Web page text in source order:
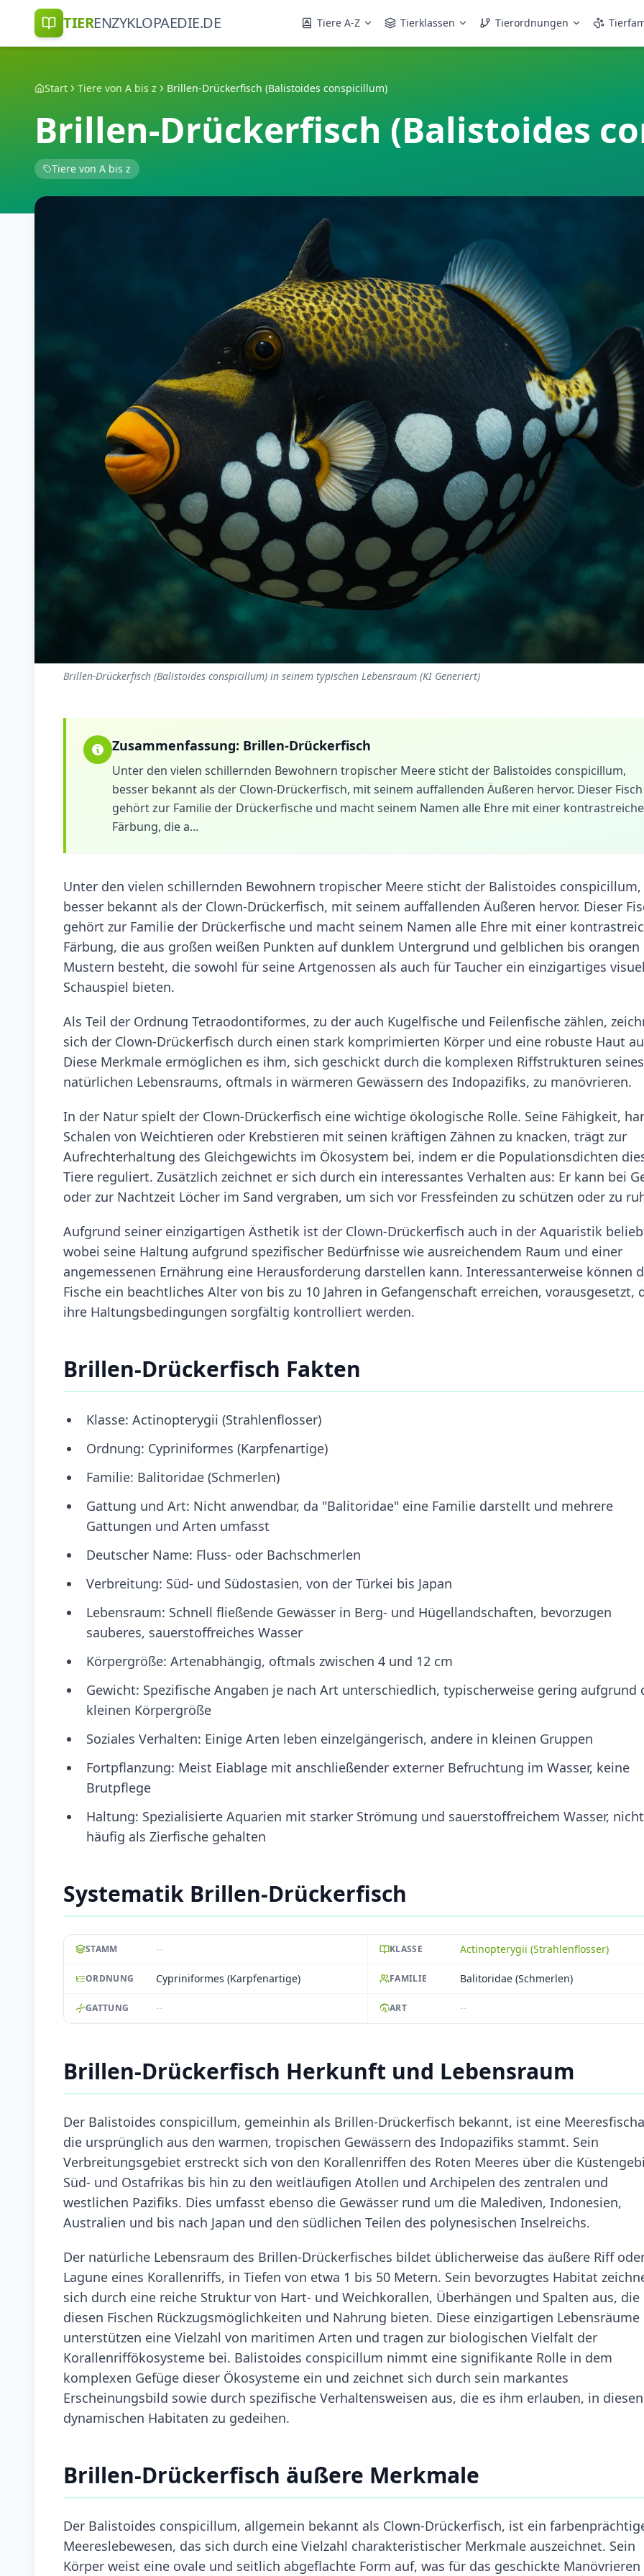
TIERENZYKLOPAEDIE.DE Tiere A-Z Tierklassen Tierordnungen
Start Tiere von A bis z Brillen-Drückerfisch (Balistoides conspicillum)
Brillen-Drückerfisch (Balistoides
Tiere von A bis z
Brillen-Drückerfisch (Balistoides conspicillum) in seinem typischen Lebensraum (KI Generiert)
Zusammenfassung: Brillen-Drückerfisch
Unter den vielen schillernden Bewohnern tropischer Meere sticht der Balistoides conspicillum,
besser bekannt als der Clown-Drückerfisch, mit seinem auffallenden Äußeren hervor. Dieser Fisch
gehört zur Familie der Drückerfische und macht seinem Namen alle Ehre mit einer
Färbung, die a...
Unter den vielen schillernden Bewohnern tropischer Meere sticht der Balistoides conspicillum,
besser bekannt als der Clown-Drückerfisch, mit seinem auffallenden Äußeren hervor. Dieser
gehört zur Familie der Drückerfische und macht seinem Namen alle Ehre mit einer
Färbung, die aus großen weißen Punkten auf dunklem Untergrund und gelblichen bis orangen
Mustern besteht, die sowohl für seine Artgenossen als auch für Taucher ein einzigartiges
Schauspiel bieten.
Als Teil der Ordnung Tetraodontiformes, zu der auch Kugelfische und Feilenfische zählen,
sich der Clown-Drückerfisch durch einen stark komprimierten Körper und eine robuste Haut
Diese Merkmale ermöglichen es ihm, sich geschickt durch die komplexen Riffstrukturen seines
natürlichen Lebensraums, oftmals in wärmeren Gewässern des Indopazifiks, zu manövrieren.
In der Natur spielt der Clown-Drückerfisch eine wichtige ökologische Rolle. Seine Fähigkeit,
Schalen von Weichtieren oder Krebstieren mit seinen kräftigen Zähnen zu knacken, trägt zur
Aufrechterhaltung des Gleichgewichts im Ökosystem bei, indem er die Populationsdichten
Tiere reguliert. Zusätzlich zeichnet er sich durch ein interessantes Verhalten aus: Er kann bei
oder zur Nachtzeit Löcher im Sand vergraben, um sich vor Fressfeinden zu schützen oder zu
Aufgrund seiner einzigartigen Ästhetik ist der Clown-Drückerfisch auch in der Aquaristik
wobei seine Haltung aufgrund spezifischer Bedürfnisse wie ausreichendem Raum und einer
angemessenen Ernährung eine Herausforderung darstellen kann. Interessanterweise können
Fische ein beachtliches Alter von bis zu 10 Jahren in Gefangenschaft erreichen, vorausgesetzt,
ihre Haltungsbedingungen sorgfältig kontrolliert werden.
Brillen-Drückerfisch Fakten
Klasse: Actinopterygii (Strahlenflosser)
Ordnung: Cypriniformes (Karpfenartige)
Familie: Balitoridae (Schmerlen)
Gattung und Art: Nicht anwendbar, da "Balitoridae" eine Familie darstellt und mehrere
Gattungen und Arten umfasst
Deutscher Name: Fluss- oder Bachschmerlen
Verbreitung: Süd- und Südostasien, von der Türkei bis Japan
Lebensraum: Schnell fließende Gewässer in Berg- und Hügellandschaften, bevorzugen
sauberes, sauerstoffreiches Wasser
Körpergröße: Artenabhängig, oftmals zwischen 4 und 12 cm
Gewicht: Spezifische Angaben je nach Art unterschiedlich, typischerweise gering aufgrund
kleinen Körpergröße
Soziales Verhalten: Einige Arten leben einzelgängerisch, andere in kleinen Gruppen
Fortpflanzung: Meist Eiablage mit anschließender externer Befruchtung im Wasser, keine
Brutpflege
Haltung: Spezialisierte Aquarien mit starker Strömung und sauerstoffreichem Wasser, nicht
häufig als Zierfische gehalten
Systematik Brillen-Drückerfisch
STAMM -- KLASSE Actinopterygii (Strahlenflosser)
ORDNUNG Cypriniformes (Karpfenartige) FAMILIE Balitoridae (Schmerlen)
GATTUNG -- ART --
Brillen-Drückerfisch Herkunft und Lebensraum
Der Balistoides conspicillum, gemeinhin als Brillen-Drückerfisch bekannt, ist eine
die ursprünglich aus den warmen, tropischen Gewässern des Indopazifiks stammt. Sein
Verbreitungsgebiet erstreckt sich von den Korallenriffen des Roten Meeres über die
Süd- und Ostafrikas bis hin zu den weitläufigen Atollen und Archipelen des zentralen und
westlichen Pazifiks. Dies umfasst ebenso die Gewässer rund um die Malediven, Indonesien,
Australien und bis nach Japan und den südlichen Teilen des polynesischen Inselreichs.
Der natürliche Lebensraum des Brillen-Drückerfisches bildet üblicherweise das äußere Riff
Lagune eines Korallenriffs, in Tiefen von etwa 1 bis 50 Metern. Sein bevorzugtes Habitat
sich durch eine reiche Struktur von Hart- und Weichkorallen, Überhängen und Spalten aus, die
diesen Fischen Rückzugsmöglichkeiten und Nahrung bieten. Diese einzigartigen Lebensräume
unterstützen eine Vielzahl von maritimen Arten und tragen zur biologischen Vielfalt der
Korallenriffökosysteme bei. Balistoides conspicillum nimmt eine signifikante Rolle in dem
komplexen Gefüge dieser Ökosysteme ein und zeichnet sich durch sein markantes
Erscheinungsbild sowie durch spezifische Verhaltensweisen aus, die es ihm erlauben, in diesen
dynamischen Habitaten zu gedeihen.
Brillen-Drückerfisch äußere Merkmale
Der Balistoides conspicillum, allgemein bekannt als Clown-Drückerfisch, ist ein
Meereslebewesen, das sich durch eine Vielzahl charakteristischer Merkmale auszeichnet. Sein
Körper weist eine ovale und seitlich abgeflachte Form auf, was für das geschickte